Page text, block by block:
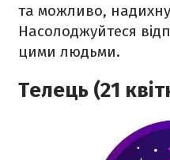
та можливо,
Насолоджуйтеся
цими людьми.
Телець (21